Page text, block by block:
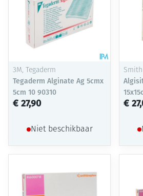
3M, Tegaderm
Tegaderm Alginate Ag 5cmx
5cm 10 90310
€ 27,90
Niet beschikbaar
€